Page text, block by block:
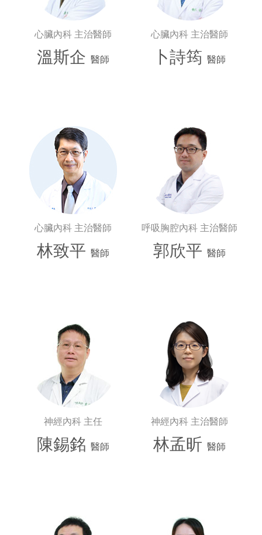
心臟內科 主治醫師
溫斯企 醫師
心臟內科 主治醫師
卜詩筠 醫師
心臟內科 主治醫師
林致平 醫師
呼吸胸腔內科 主治醫師
郭欣平 醫師
神經內科 主任
陳錫銘 醫師
神經內科 主治醫師
林孟昕 醫師